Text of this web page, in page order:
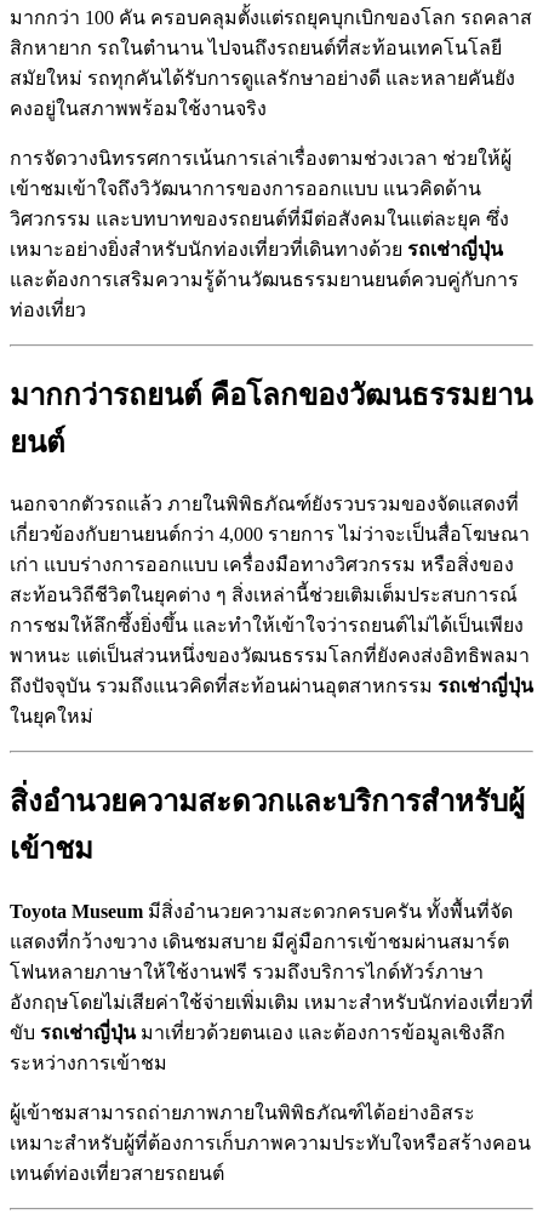
มากกว่า 100 คัน ครอบคลุมตั้งแต่รถยุคบุกเบิกของโลก รถคลาส
สิกหายาก รถในตำนาน ไปจนถึงรถยนต์ที่สะท้อนเทคโนโลยี
สมัยใหม่ รถทุกคันได้รับการดูแลรักษาอย่างดี และหลายคันยัง
คงอยู่ในสภาพพร้อมใช้งานจริง
การจัดวางนิทรรศการเน้นการเล่าเรื่องตามช่วงเวลา ช่วยให้ผู้
เข้าชมเข้าใจถึงวิวัฒนาการของการออกแบบ แนวคิดด้าน
วิศวกรรม และบทบาทของรถยนต์ที่มีต่อสังคมในแต่ละยุค ซึ่ง
เหมาะอย่างยิ่งสำหรับนักท่องเที่ยวที่เดินทางด้วย รถเช่าญี่ปุ่น
และต้องการเสริมความรู้ด้านวัฒนธรรมยานยนต์ควบคู่กับการ
ท่องเที่ยว
มากกว่ารถยนต์ คือโลกของวัฒนธรรมยาน
ยนต์
นอกจากตัวรถแล้ว ภายในพิพิธภัณฑ์ยังรวบรวมของจัดแสดงที่
เกี่ยวข้องกับยานยนต์กว่า 4,000 รายการ ไม่ว่าจะเป็นสื่อโฆษณา
เก่า แบบร่างการออกแบบ เครื่องมือทางวิศวกรรม หรือสิ่งของ
สะท้อนวิถีชีวิตในยุคต่าง ๆ สิ่งเหล่านี้ช่วยเติมเต็มประสบการณ์
การชมให้ลึกซึ้งยิ่งขึ้น และทำให้เข้าใจว่ารถยนต์ไม่ได้เป็นเพียง
พาหนะ แต่เป็นส่วนหนึ่งของวัฒนธรรมโลกที่ยังคงส่งอิทธิพลมา
ถึงปัจจุบัน รวมถึงแนวคิดที่สะท้อนผ่านอุตสาหกรรม รถเช่าญี่ปุ่น
ในยุคใหม่
สิ่งอำนวยความสะดวกและบริการสำหรับผู้
เข้าชม
Toyota Museum มีสิ่งอำนวยความสะดวกครบครัน ทั้งพื้นที่จัด
แสดงที่กว้างขวาง เดินชมสบาย มีคู่มือการเข้าชมผ่านสมาร์ต
โฟนหลายภาษาให้ใช้งานฟรี รวมถึงบริการไกด์ทัวร์ภาษา
อังกฤษโดยไม่เสียค่าใช้จ่ายเพิ่มเติม เหมาะสำหรับนักท่องเที่ยวที่
ขับ รถเช่าญี่ปุ่นมาเที่ยวด้วยตนเอง และต้องการข้อมูลเชิงลึก
ระหว่างการเข้าชม
ผู้เข้าชมสามารถถ่ายภาพภายในพิพิธภัณฑ์ได้อย่างอิสระ
เหมาะสำหรับผู้ที่ต้องการเก็บภาพความประทับใจหรือสร้างคอน
เทนต์ท่องเที่ยวสายรถยนต์